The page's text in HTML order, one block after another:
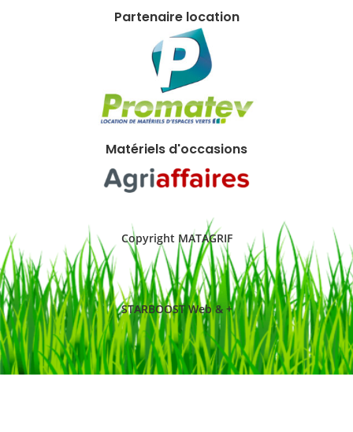
Partenaire location
Matériels d'occasions
Copyright MATAGRIF
STARBOOST Web & +